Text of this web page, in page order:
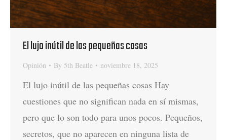
El lujo inútil de las pequeñas cosas
Opinión By 5th Beatle noviembre 18, 2025
El lujo inútil de las pequeñas cosas Hay
cuestiones que no significan nada en sí mismas,
pero que lo son todo para unos pocos. Pequeños,
secretos, que no aparecen en ninguna lista de